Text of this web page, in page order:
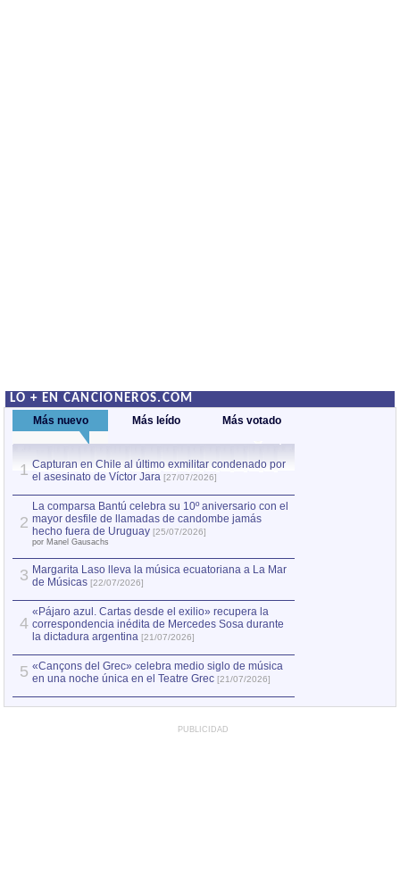
LO + EN CANCIONEROS.COM
Más nuevo Más leído Más votado
1 Capturan en Chile al último exmilitar condenado por
el asesinato de Víctor Jara [27/07/2026]
2
La comparsa Bantú celebra su 10º aniversario con el
mayor desfile de llamadas de candombe jamás
hecho fuera de Uruguay [25/07/2026]
por Manel Gausachs
3 Margarita Laso lleva la música ecuatoriana a La Mar
de Músicas [22/07/2026]
4
«Pájaro azul. Cartas desde el exilio» recupera la
correspondencia inédita de Mercedes Sosa durante
la dictadura argentina [21/07/2026]
5 «Cançons del Grec» celebra medio siglo de música
en una noche única en el Teatre Grec [21/07/2026]
PUBLICIDAD